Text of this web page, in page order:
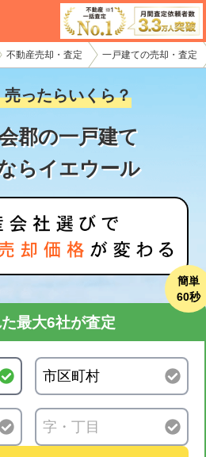
不動産売却・査定 一戸建ての売却・査定
売ったらいくら？
郡の一戸建て
らイエウール
簡単
60秒
最大6社が査定
産会社様